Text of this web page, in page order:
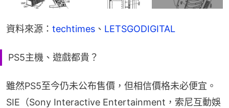
資料來源： techtimes 、 LETSGODIGITAL
PS5主機、遊戲都貴？
雖然PS5至今仍未公布售價，但相信價格未必便宜。
SIE（Sony Interactive Entertainment，索尼互動娛